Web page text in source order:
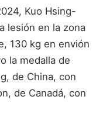
Kuo Hsing-
lesión en la zona
130 kg en envión
la medalla de
de China, con
de Canadá, con